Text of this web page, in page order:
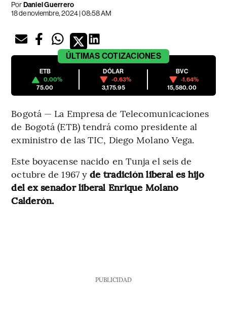
PorDaniel Guerrero
18 de noviembre, 2024 | 08:58 AM
ÚLTIMAS COTIZACIONES
ETB
0.00%
75.00
DÓLAR
-0.63%
3,175.95
BVC
-1.64%
15,580.00
Bogotá — La Empresa de Telecomunicaciones
de Bogotá (ETB) tendrá como presidente al
exministro de las TIC, Diego Molano Vega.
Este boyacense nacido en Tunja el seis de
octubre de 1967 yde tradición liberal es hijo
del ex senador liberal Enrique Molano
Calderón.
PUBLICIDAD